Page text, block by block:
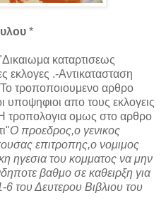
*
καταρτισεως
εκλογες .-Αντικατασταση
τροποποιουμενο αρθρο
υποψηφιοι απο τους εκλογεις
τροπολογια ομως στο αρθρο
Ο προεδρος,ο γενικος
επιτροπης,ο νομιμος
ηγεσια του κομματος να μην
βαθμο σε καθειρξη για
του Δευτερου Βιβλιου του